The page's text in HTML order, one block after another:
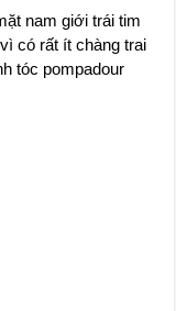
nam giới trái tim
có rất ít chàng trai
tóc pompadour